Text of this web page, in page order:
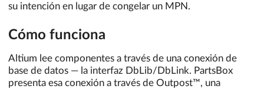
su intención en lugar de congelar un MPN.
Cómo funciona
Altium lee componentes a través de una conexión de
base de datos — la interfaz DbLib/DbLink. PartsBox
presenta esa conexión a través de Outpost™, una